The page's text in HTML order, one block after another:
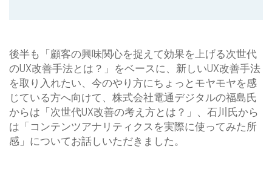
後半も「顧客の興味関心を捉えて効果を上げる次世代
のUX改善手法とは？」をベースに、新しいUX改善手法
を取り入れたい、今のやり方にちょっとモヤモヤを感
じている方へ向けて、株式会社電通デジタルの福島氏
からは「次世代UX改善の考え方とは？」、石川氏から
は「コンテンツアナリティクスを実際に使ってみた所
感」についてお話しいただきました。